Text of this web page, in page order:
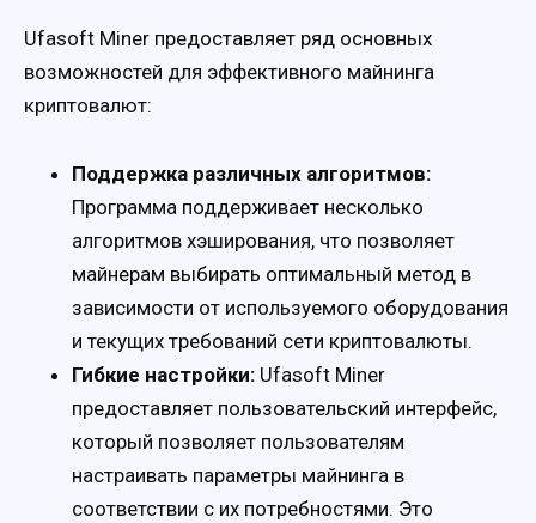
Ufasoft Miner предоставляет ряд основных
возможностей для эффективного майнинга
криптовалют:
Поддержка различных алгоритмов:
Программа поддерживает несколько
алгоритмов хэширования, что позволяет
майнерам выбирать оптимальный метод в
зависимости от используемого оборудования
и текущих требований сети криптовалюты.
Гибкие настройки: Ufasoft Miner
предоставляет пользовательский интерфейс,
который позволяет пользователям
настраивать параметры майнинга в
соответствии с их потребностями. Это